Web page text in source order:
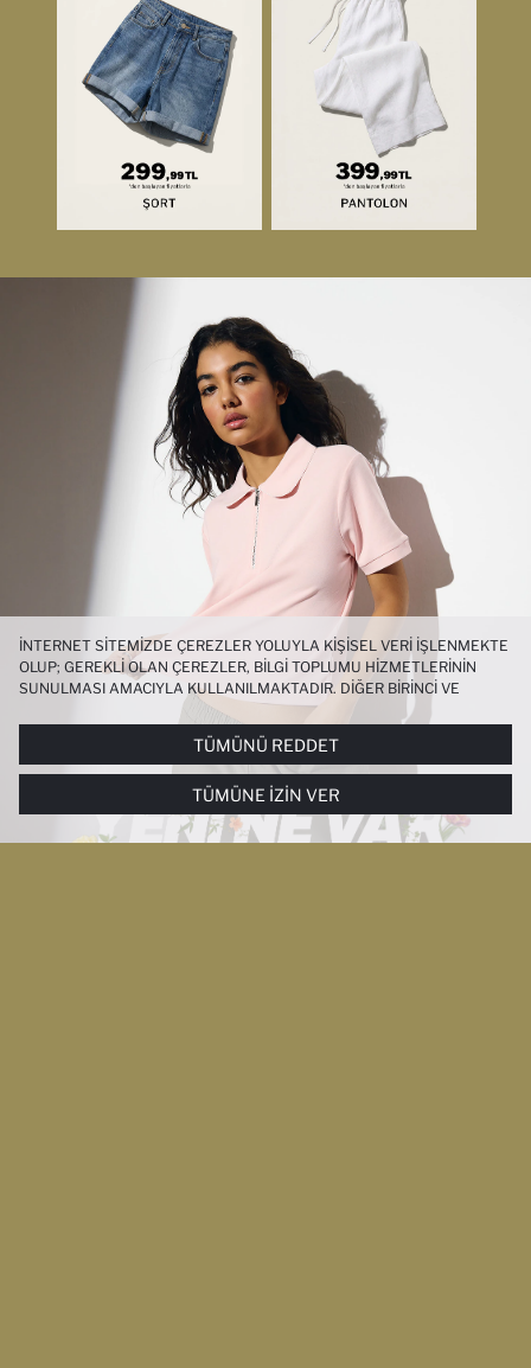
İNTERNET SITEMIZDE ÇEREZLER YOLUYLA KIŞISEL VERI IŞLENMEKTE
OLUP; GEREKLI OLAN ÇEREZLER, BILGI TOPLUMU HIZMETLERININ
SUNULMASI AMACIYLA KULLANILMAKTADIR. DIĞER BIRINCI VE
ÜÇÜNCÜ TARAF ÇEREZLER ISE SIZE DAHA IYI BIR ALIŞVERIŞ
DENEYIMI SUNULABILMESI, SITEMIZIN DAHA IŞLEVSEL KILINMASI VE
KIŞISELLEŞTIRMESI VE AÇIK RIZA VERMENIZ HALINDE, SIZLERE
YÖNELIK PAZARLAMA FAALIYETLERININ YAPILMASI AMAÇLARIYLA
SINIRLI OLARAK KULLANILACAKTIR. ÇEREZLERE DAIR TERCIHLERINIZI
ÇEREZ TERCIHLERIPANELI ARACILIĞIYLA HER ZAMAN YÖNETEBILIR,
ÇEREZLERLE ILGILI DAHA DETAYLI BILGIYE
ÇEREZ AYDINLATMA
TÜMÜNÜ REDDET
TÜMÜNE İZIN VER